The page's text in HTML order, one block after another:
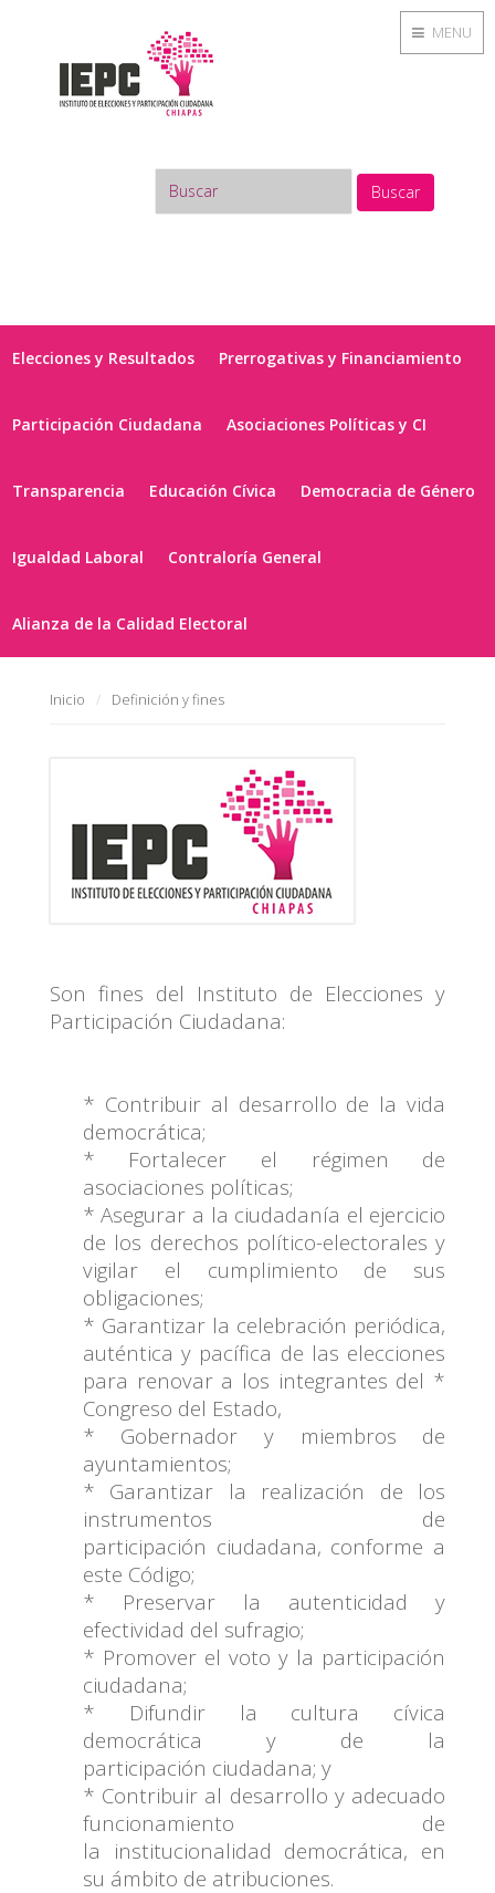
Buscar
Elecciones y Resultados Prerrogativas y Financiamiento
Participación Ciudadana Asociaciones Políticas y CI
Transparencia Educación Cívica Democracia de Género
Igualdad Laboral Contraloría General
Alianza de la Calidad Electoral
Inicio Definición y fines
Son fines del Instituto de Elecciones y
Participación Ciudadana:
* Contribuir al desarrollo de la vida
democrática;
* Fortalecer el régimen de
asociaciones políticas;
* Asegurar a la ciudadanía el ejercicio
de los derechos político-electorales y
vigilar el cumplimiento de sus
obligaciones;
* Garantizar la celebración periódica,
auténtica y pacífica de las elecciones
para renovar a los integrantes del *
Congreso del Estado,
* Gobernador y miembros de
ayuntamientos;
* Garantizar la realización de los
instrumentos de
participación ciudadana, conforme a
este Código;
* Preservar la autenticidad y
efectividad del sufragio;
* Promover el voto y la participación
ciudadana;
* Difundir la cultura cívica
democrática y de la
participación ciudadana; y
* Contribuir al desarrollo y adecuado
funcionamiento de
la institucionalidad democrática, en
su ámbito de atribuciones.
MENU